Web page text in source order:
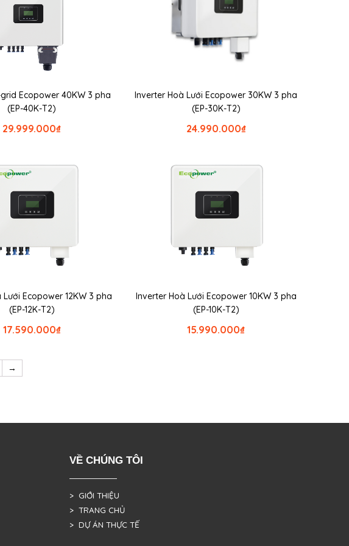
Ecopower 40KW 3 pha
(EP-40K-T2)
₫
29.999.000
Inverter Hoà Lưới Ecopower 30KW 3 pha
(EP-30K-T2)
₫
24.990.000
Ecopower 12KW 3 pha
(EP-12K-T2)
₫
17.590.000
Inverter Hoà Lưới Ecopower 10KW 3 pha
(EP-10K-T2)
₫
15.990.000
→
VỀ CHÚNG TÔI
> GIỚI THIỆU
> TRANG CHỦ
> DỰ ÁN THỰC TẾ